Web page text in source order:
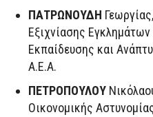
ΠΑΤΡΩΝΟΥΔΗ
Εξιχνίασης
Εκπαίδευσης και
Α.Ε.Α.
ΠΕΤΡΟΠΟΥΛΟΥ
Οικονομικής